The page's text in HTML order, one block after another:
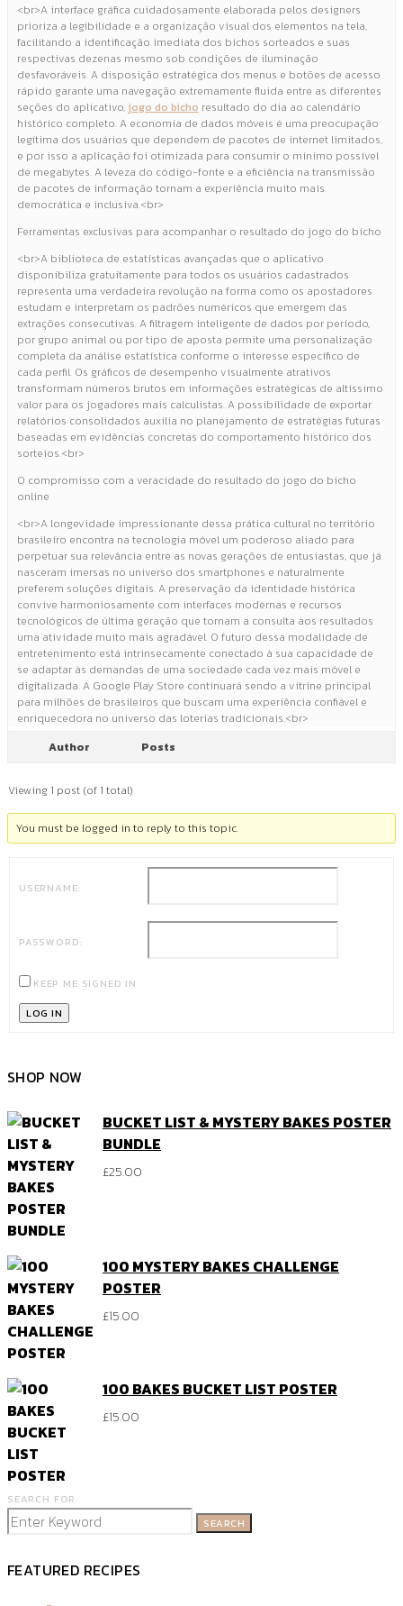
<br>A interface gráfica cuidadosamente elaborada pelos designers
prioriza a legibilidade e a organização visual dos elementos na tela,
facilitando a identificação imediata dos bichos sorteados e suas
respectivas dezenas mesmo sob condições de iluminação
desfavoráveis. A disposição estratégica dos menus e botões de acesso
rápido garante uma navegação extremamente fluida entre as diferentes
seções do aplicativo, jogo do bicho resultado do dia ao calendário
histórico completo. A economia de dados móveis é uma preocupação
legítima dos usuários que dependem de pacotes de internet limitados,
e por isso a aplicação foi otimizada para consumir o mínimo possível
de megabytes. A leveza do código-fonte e a eficiência na transmissão
de pacotes de informação tornam a experiência muito mais
democrática e inclusiva.<br>
Ferramentas exclusivas para acompanhar o resultado do jogo do bicho
<br>A biblioteca de estatísticas avançadas que o aplicativo
disponibiliza gratuitamente para todos os usuários cadastrados
representa uma verdadeira revolução na forma como os apostadores
estudam e interpretam os padrões numéricos que emergem das
extrações consecutivas. A filtragem inteligente de dados por período,
por grupo animal ou por tipo de aposta permite uma personalização
completa da análise estatística conforme o interesse específico de
cada perfil. Os gráficos de desempenho visualmente atrativos
transformam números brutos em informações estratégicas de altíssimo
valor para os jogadores mais calculistas. A possibilidade de exportar
relatórios consolidados auxilia no planejamento de estratégias futuras
baseadas em evidências concretas do comportamento histórico dos
sorteios.<br>
O compromisso com a veracidade do resultado do jogo do bicho
online
<br>A longevidade impressionante dessa prática cultural no território
brasileiro encontra na tecnologia móvel um poderoso aliado para
perpetuar sua relevância entre as novas gerações de entusiastas, que já
nasceram imersas no universo dos smartphones e naturalmente
preferem soluções digitais. A preservação da identidade histórica
convive harmoniosamente com interfaces modernas e recursos
tecnológicos de última geração que tornam a consulta aos resultados
uma atividade muito mais agradável. O futuro dessa modalidade de
entretenimento está intrinsecamente conectado à sua capacidade de
se adaptar às demandas de uma sociedade cada vez mais móvel e
digitalizada. A Google Play Store continuará sendo a vitrine principal
para milhões de brasileiros que buscam uma experiência confiável e
enriquecedora no universo das loterias tradicionais.<br>
Author
Posts
Viewing 1 post (of 1 total)
You must be logged in to reply to this topic.
USERNAME:
PASSWORD:
KEEP ME SIGNED IN
LOG IN
SHOP NOW
BUCKET LIST & MYSTERY BAKES POSTER
BUNDLE
£25.00
100 MYSTERY BAKES CHALLENGE
POSTER
£15.00
100 BAKES BUCKET LIST POSTER
£15.00
SEARCH FOR:
SEARCH
FEATURED RECIPES